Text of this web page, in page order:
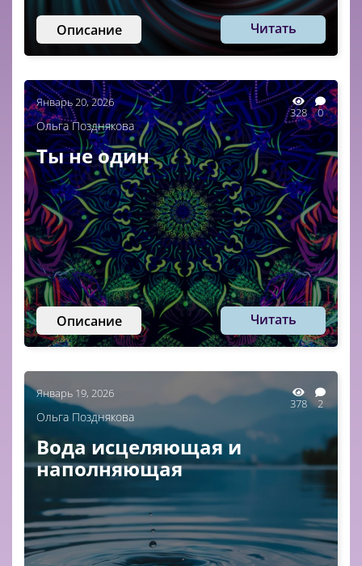
Описание Читать
Январь 20, 2026
328 0
Ольга Позднякова
Ты не один
Описание Читать
Январь 19, 2026
378 2
Ольга Позднякова
Вода исцеляющая и
наполняющая